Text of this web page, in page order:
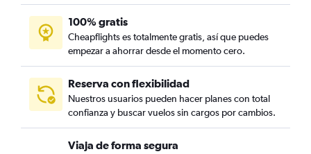
100% gratis
Cheapflights es totalmente gratis, así que puedes
empezar a ahorrar desde el momento cero.
Reserva con flexibilidad
Nuestros usuarios pueden hacer planes con total
confianza y buscar vuelos sin cargos por cambios.
Viaja de forma segura